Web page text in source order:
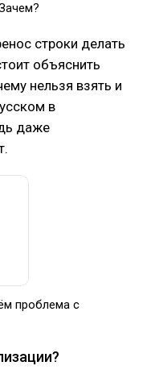
строки делать
объяснить
нельзя взять и
в
даже
проблема с